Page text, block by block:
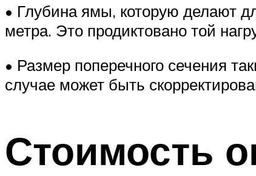
• Глубина ямы, которую делают
метра. Это продиктовано той
• Размер поперечного сечения
случае может быть
Стоимость